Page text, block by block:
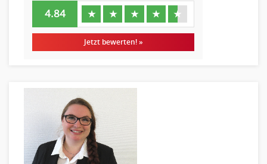
4.84 ★ ★ ★ ★ ★
Jetzt bewerten! »